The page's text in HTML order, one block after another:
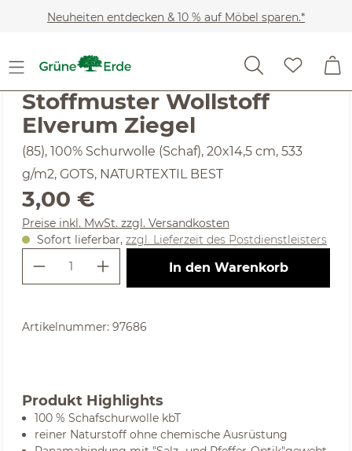
Zum Hauptinhalt springen
Neuheiten entdecken & 10 % auf Möbel sparen.*
Heimtextilien
Noch keine Bewertungen
Stoffmuster Wollstoff
Elverum Ziegel
(85), 100% Schurwolle (Schaf), 20x14,5 cm, 533
g/m2, GOTS, NATURTEXTIL BEST
Regulärer Preis:
3,00 €
Preise inkl. MwSt. zzgl. Versandkosten
Sofort lieferbar, zzgl. Lieferzeit des Postdienstleisters
Produkt Anzahl: Gib den
In den Warenkorb
Artikelnummer: 97686
Produkt Highlights
100 % Schafschurwolle kbT
reiner Naturstoff ohne chemische Ausrüstung